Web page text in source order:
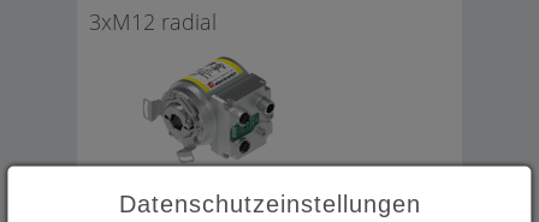
3xM12 radial
Datenschutzeinstellungen